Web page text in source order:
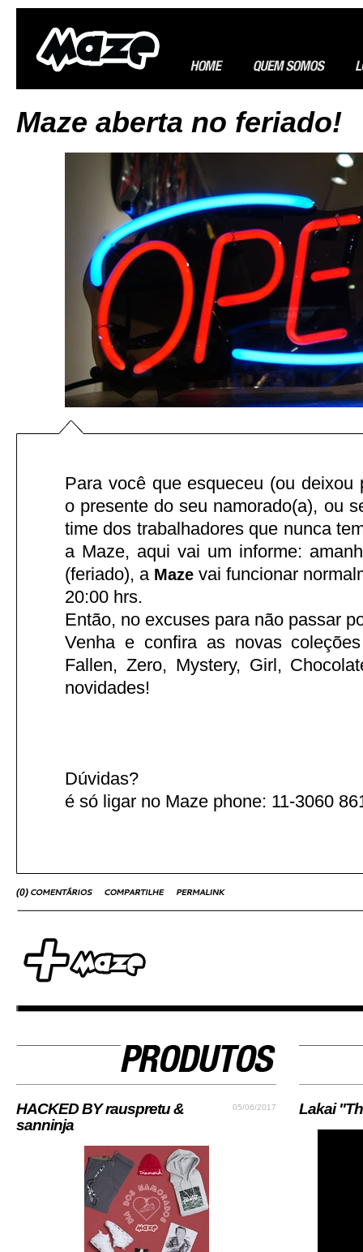
Maze aberta no feriado!
Para você que esqueceu (ou deixou
o presente do seu namorado(a), ou
time dos trabalhadores que nunca
a Maze, aqui vai um informe:
(feriado), a Maze vai funcionar
20:00 hrs.
Então, no excuses para não passar
Venha e confira as novas
Fallen, Zero, Mystery, Girl,
novidades!
Dúvidas?
é só ligar no Maze phone: 11-3060
(0)
05/06/2017
HACKED BY rauspretu &
sanninja
Lakai